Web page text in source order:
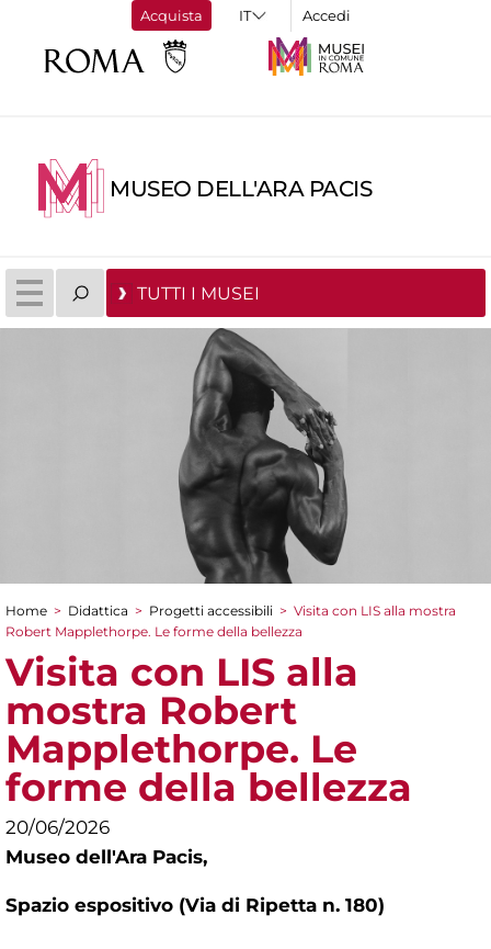
Acquista Accedi
MUSEO DELL'ARA PACIS
TUTTI I MUSEI
Tu sei qui
Home > Didattica > Progetti accessibili > Visita con LIS alla mostra
Robert Mapplethorpe. Le forme della bellezza
Visita con LIS alla
mostra Robert
Mapplethorpe. Le
forme della bellezza
20/06/2026
Museo dell'Ara Pacis,
Spazio espositivo (Via di Ripetta n. 180)